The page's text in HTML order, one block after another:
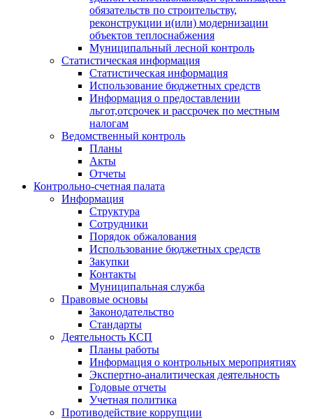
обязательств по строительству,
реконструкции и(или) модернизации
объектов теплоснабжения
Муниципальный лесной контроль
Статистическая информация
Статистическая информация
Использование бюджетных средств
Информация о предоставлении
льгот,отсрочек и рассрочек по местным
налогам
Ведомственный контроль
Планы
Акты
Отчеты
Контрольно-счетная палата
Информация
Структура
Сотрудники
Порядок обжалования
Использование бюджетных средств
Закупки
Контакты
Муниципальная служба
Правовые основы
Законодательство
Стандарты
Деятельность КСП
Планы работы
Информация о контрольных мероприятиях
Экспертно-аналитическая деятельность
Годовые отчеты
Учетная политика
Противодействие коррупции